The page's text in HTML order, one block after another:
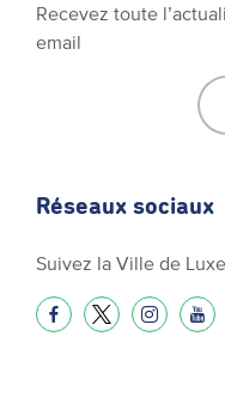
Recevez toute
email
Réseaux sociaux
Suivez la Ville de